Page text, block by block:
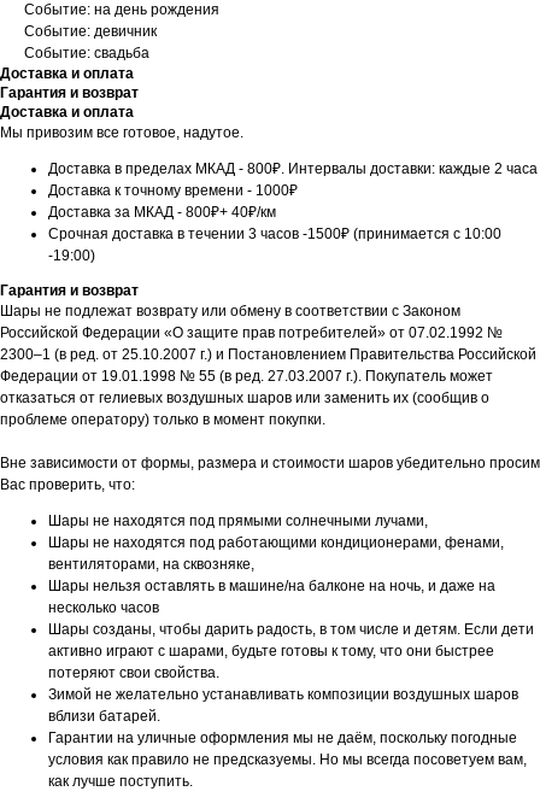
Событие: на день рождения
Событие: девичник
Событие: свадьба
Доставка и оплата
Гарантия и возврат
Доставка и оплата
Мы привозим все готовое, надутое.
Доставка в пределах МКАД - 800₽. Интервалы доставки: каждые 2 часа
Доставка к точному времени - 1000₽
Доставка за МКАД - 800₽+ 40₽/км
Срочная доставка в течении 3 часов -1500₽ (принимается с 10:00
-19:00)
Гарантия и возврат
Шары не подлежат возврату или обмену в соответствии с Законом
Российской Федерации «О защите прав потребителей» от 07.02.1992 №
2300–1 (в ред. от 25.10.2007 г.) и Постановлением Правительства Российской
Федерации от 19.01.1998 № 55 (в ред. 27.03.2007 г.). Покупатель может
отказаться от гелиевых воздушных шаров или заменить их (сообщив о
проблеме оператору) только в момент покупки.
Вне зависимости от формы, размера и стоимости шаров убедительно просим
Вас проверить, что:
Шары не находятся под прямыми солнечными лучами,
Шары не находятся под работающими кондиционерами, фенами,
вентиляторами, на сквозняке,
Шары нельзя оставлять в машине/на балконе на ночь, и даже на
несколько часов
Шары созданы, чтобы дарить радость, в том числе и детям. Если дети
активно играют с шарами, будьте готовы к тому, что они быстрее
потеряют свои свойства.
Зимой не желательно устанавливать композиции воздушных шаров
вблизи батарей.
Гарантии на уличные оформления мы не даём, поскольку погодные
условия как правило не предсказуемы. Но мы всегда посоветуем вам,
как лучше поступить.